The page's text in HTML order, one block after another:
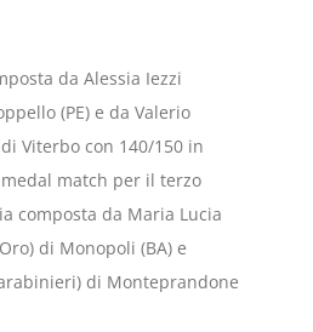
da Alessia Iezzi
(PE) e da Valerio
Viterbo con 140/150 in
match per il terzo
composta da Maria Lucia
di Monopoli (BA) e
di Monteprandone